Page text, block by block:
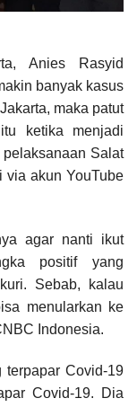
Anies Rasyid
banyak kasus
maka patut
ketika menjadi
Salat
via akun YouTube
agar nanti ikut
positif yang
Sebab, kalau
menularkan ke
Indonesia.
terpapar Covid-19
Covid-19. Dia